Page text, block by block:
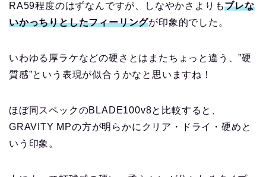
RA59程度のはずなんですが、しなやかさよりもブレな
いかっちりとしたフィーリングが印象的でした。
いわゆる厚ラケなどの硬さとはまたちょっと違う、”硬
質感”という表現が似合うかなと思いますね！
ほぼ同スペックのBLADE100v8と比較すると、
GRAVITY MPの方が明らかにクリア・ドライ・硬めと
いう印象。